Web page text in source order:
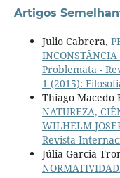
Artigos
Julio Cabrera,
INCONSTÂNCIA
Problemata -
1 (2015):
Thiago Macedo
NATUREZA,
WILHELM
Revista
Júlia Garcia